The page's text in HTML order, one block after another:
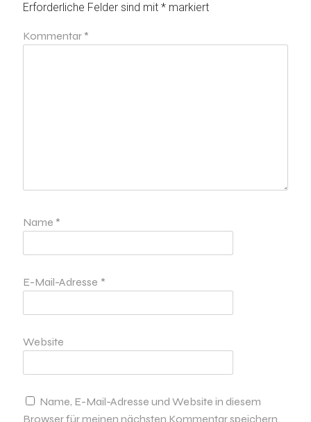
Erforderliche Felder sind mit * markiert
Kommentar *
Name *
E-Mail-Adresse *
Website
Name, E-Mail-Adresse und Website in diesem
Browser für meinen nächsten Kommentar speichern.